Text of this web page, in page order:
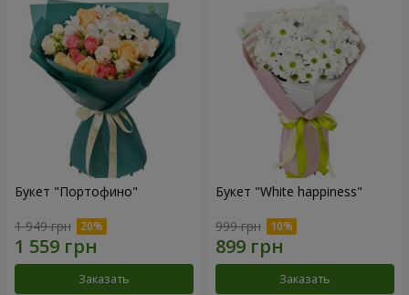
Букет "Портофино"
1 949 грн
Заказать
Букет "White happiness"
999 грн
Заказать